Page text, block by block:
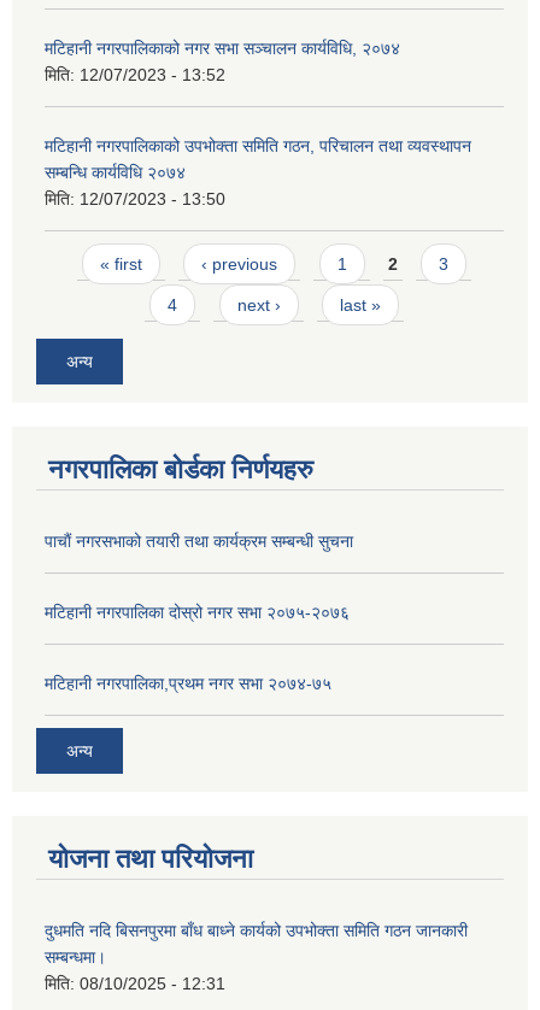
मटिहानी नगरपालिकाको नगर सभा सञ्चालन कार्यविधि, २०७४
मिति: 12/07/2023 - 13:52
मटिहानी नगरपालिकाको उपभोक्ता समिति गठन, परिचालन तथा व्यवस्थापन
सम्बन्धि कार्यविधि २०७४
मिति: 12/07/2023 - 13:50
Pages
« first ‹ previous 1 2 3
4 next › last »
अन्य
नगरपालिका बोर्डका निर्णयहरु
पाचाैं नगरसभाको तयारी तथा कार्यक्रम सम्बन्धी सुचना
मटिहानी नगरपालिका दोस्रो नगर सभा २०७५-२०७६
मटिहानी नगरपालिका,प्रथम नगर सभा २०७४-७५
अन्य
योजना तथा परियोजना
दुधमति नदि बिसनपुरमा बाँध बाध्ने कार्यको उपभोक्ता समिति गठन जानकारी
सम्बन्धमा।
मिति: 08/10/2025 - 12:31